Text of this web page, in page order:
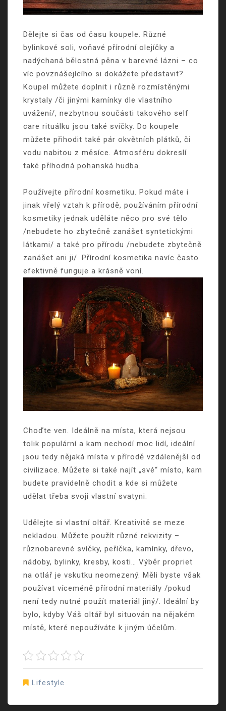
Dělejte si čas od času koupele. Různé
bylinkové soli, voňavé přírodní olejíčky a
nadýchaná bělostná pěna v barevné lázni – co
víc povznášejícího si dokážete představit?
Koupel můžete doplnit i různě rozmístěnými
krystaly /či jinými kamínky dle vlastního
uvážení/, nezbytnou součásti takového self
care rituálku jsou také svíčky. Do koupele
můžete přihodit také pár okvětních plátků, či
vodu nabitou z měsíce. Atmosféru dokreslí
také příhodná pohanská hudba.
Používejte přírodní kosmetiku. Pokud máte i
jinak vřelý vztah k přírodě, používáním přírodní
kosmetiky jednak uděláte něco pro své tělo
/nebudete ho zbytečně zanášet syntetickými
látkami/ a také pro přírodu /nebudete zbytečně
zanášet ani ji/. Přírodní kosmetika navíc často
efektivně funguje a krásně voní.
Choďte ven. Ideálně na místa, která nejsou
tolik populární a kam nechodí moc lidí, ideální
jsou tedy nějaká místa v přírodě vzdálenější od
civilizace. Můžete si také najít „své“ místo, kam
budete pravidelně chodit a kde si můžete
udělat třeba svoji vlastní svatyni.
Udělejte si vlastní oltář. Kreativitě se meze
nekladou. Můžete použít různé rekvizity –
různobarevné svíčky, peříčka, kamínky, dřevo,
nádoby, bylinky, kresby, kosti… Výběr propriet
na otlář je vskutku neomezený. Měli byste však
používat víceméně přírodní materiály /pokud
není tedy nutné použít materiál jiný/. Ideální by
bylo, kdyby Váš oltář byl situován na nějakém
místě, které nepoužíváte k jiným účelům.
Lifestyle